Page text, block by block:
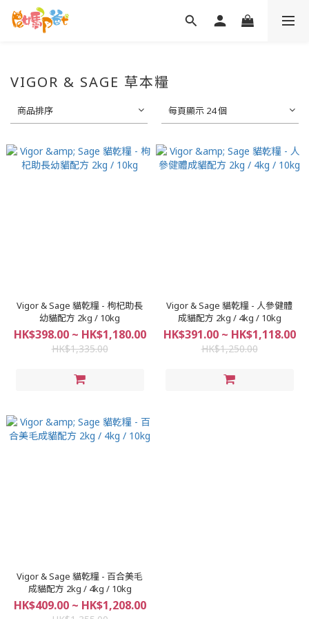
VIGOR & SAGE 草本糧
商品排序 每頁顯示 24 個
Vigor & Sage 貓乾糧 - 枸杞助長
幼貓配方 2kg / 10kg
HK$398.00 ~ HK$1,180.00
HK$1,335.00
Vigor & Sage 貓乾糧 - 人參健體
成貓配方 2kg / 4kg / 10kg
HK$391.00 ~ HK$1,118.00
HK$1,250.00
Vigor & Sage 貓乾糧 - 百合美毛
成貓配方 2kg / 4kg / 10kg
HK$409.00 ~ HK$1,208.00